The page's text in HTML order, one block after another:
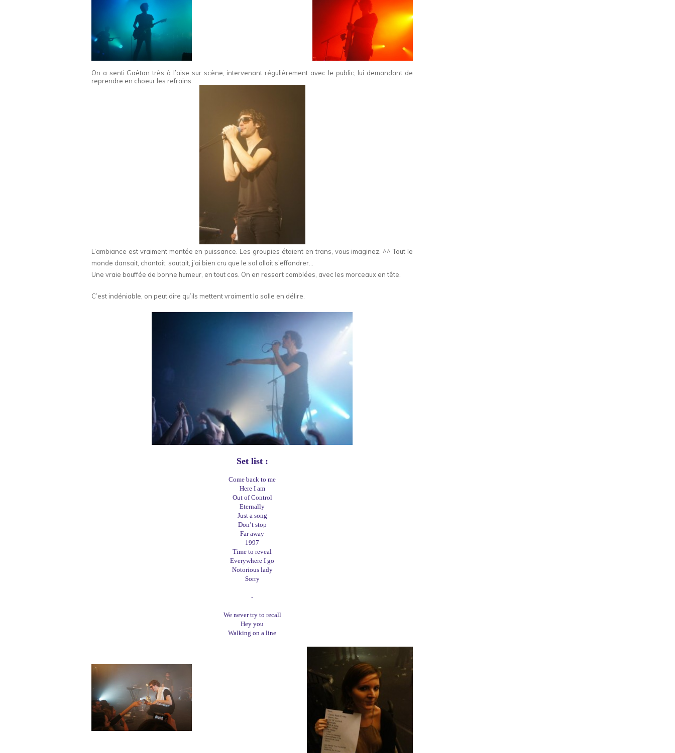
On a senti Gaêtan très à l’aise sur scène, intervenant régulièrement avec le public, lui demandant de
reprendre en choeur les refrains.
L’ambiance est vraiment montée en puissance. Les groupies étaient en trans, vous imaginez. ^^ Tout le
monde dansait, chantait, sautait, j’ai bien cru que le sol allait s’effondrer…
Une vraie bouffée de bonne humeur, en tout cas. On en ressort comblées, avec les morceaux en tête.
C’est indéniable, on peut dire qu’ils mettent vraiment la salle en délire.
Set list :
Come back to me
Here I am
Out of Control
Eternally
Just a song
Don’t stop
Far away
1997
Time to reveal
Everywhere I go
Notorious lady
Sorry
-
We never try to recall
Hey you
Walking on a line